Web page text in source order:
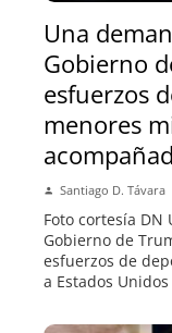
Una
Gobierno
esfuerzos
menores
Santiago D. Távara
Foto cortesía
Gobierno de
esfuerzos de
a Estados